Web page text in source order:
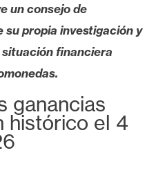
un consejo de
su propia investigación y
financiera
ganancias
histórico el 4